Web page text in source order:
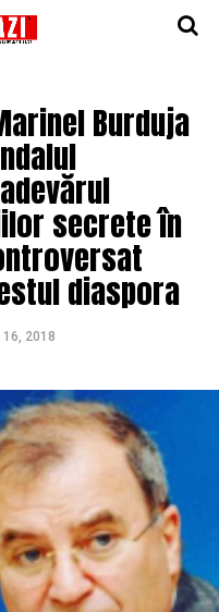
Burduja
secrete în
diaspora
2018